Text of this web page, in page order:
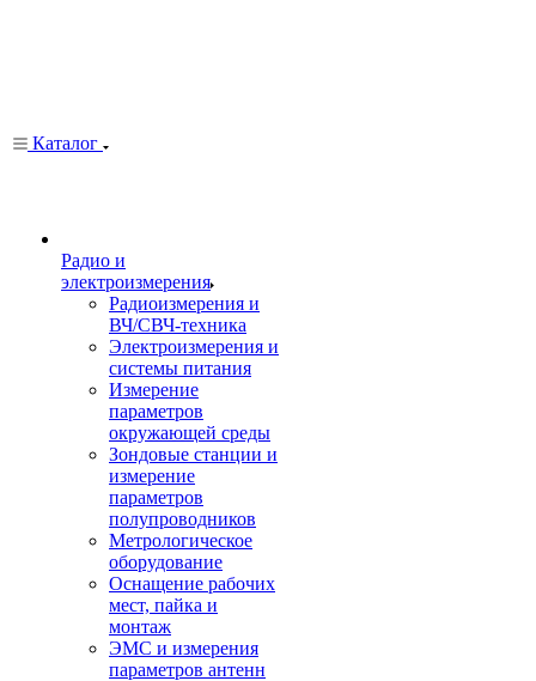
Каталог
Радио и
электроизмерения
Радиоизмерения и
ВЧ/СВЧ-техника
Электроизмерения и
системы питания
Измерение
параметров
окружающей среды
Зондовые станции и
измерение
параметров
полупроводников
Метрологическое
оборудование
Оснащение рабочих
мест, пайка и
монтаж
ЭМС и измерения
параметров антенн